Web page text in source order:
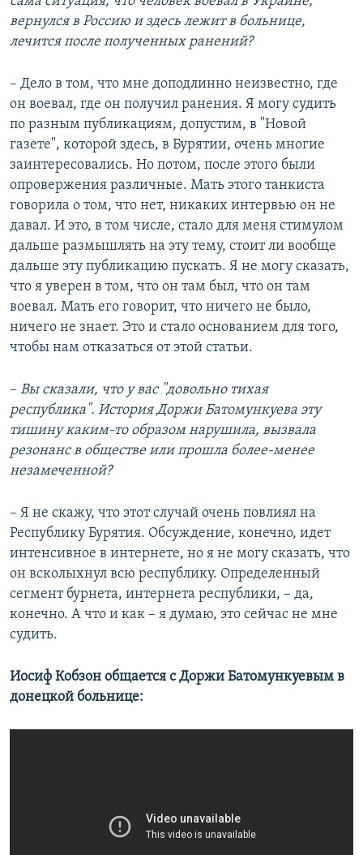
вернулся в Россию и здесь лежит в больнице,
лечится после полученных ранений?
– Дело в том, что мне доподлинно неизвестно, где
он воевал, где он получил ранения. Я могу судить
по разным публикациям, допустим, в "Новой
газете", которой здесь, в Бурятии, очень многие
заинтересовались. Но потом, после этого были
опровержения различные. Мать этого танкиста
говорила о том, что нет, никаких интервью он не
давал. И это, в том числе, стало для меня стимулом
дальше размышлять на эту тему, стоит ли вообще
дальше эту публикацию пускать. Я не могу сказать,
что я уверен в том, что он там был, что он там
воевал. Мать его говорит, что ничего не было,
ничего не знает. Это и стало основанием для того,
чтобы нам отказаться от этой статьи.
–​ Вы сказали, что у вас "довольно тихая
республика". История Доржи Батомункуева эту
тишину каким-то образом нарушила, вызвала
резонанс в обществе или прошла более-менее
незамеченной?
– Я не скажу, что этот случай очень повлиял на
Республику Бурятия. Обсуждение, конечно, идет
интенсивное в интернете, но я не могу сказать, что
он всколыхнул всю республику. Определенный
сегмент бурнета, интернета республики, – да,
конечно. А что и как – я думаю, это сейчас не мне
судить.
Иосиф Кобзон общается с Доржи Батомункуевым в
донецкой больнице: